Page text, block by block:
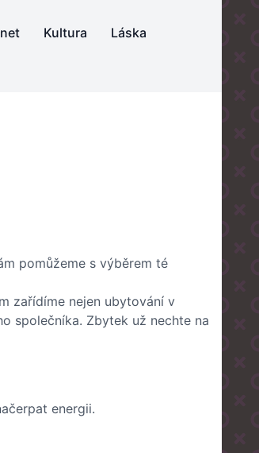
Kultura
Láska
pomůžeme s výběrem té
zařídíme nejen ubytování v
společníka. Zbytek už nechte na
energii.